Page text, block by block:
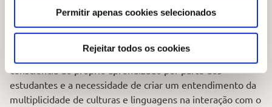
Permitir apenas cookies selecionados
Rejeitar todos os cookies
sala de aula, é necessário considerar a importância da
consciência do próprio aprendizado por parte dos
estudantes e a necessidade de criar um entendimento da
multiplicidade de culturas e linguagens na interação com o